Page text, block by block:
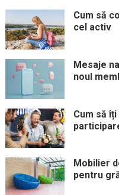
Cum să
cel activ
Mesaje
noul
Cum să
Mobilier
pentru